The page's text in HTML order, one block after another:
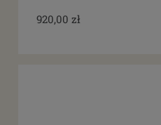
920,00 zł